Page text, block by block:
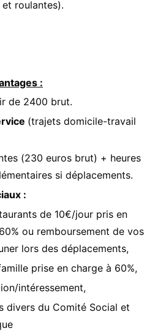
roulantes).
:
de 2400 brut.
(trajets domicile-travail
(230 euros brut) + heures
si déplacements.
:
de 10€/jour pris en
ou remboursement de vos
lors des déplacements,
prise en charge à 60%,
intéressement,
divers du Comité Social et